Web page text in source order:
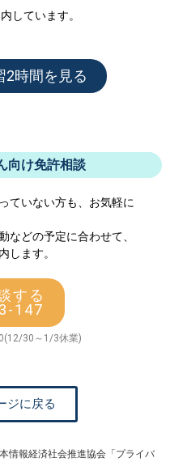
しています。
2時間を見る
向け免許相談
ていない方も、お気軽に
などの予定に合わせて、
します。
する
147
30～1/3休業)
ジに戻る
情報経済社会推進協会「プライバ